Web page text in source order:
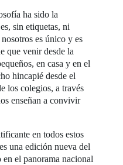
ha sido la
sin etiquetas, ni
es único y es
que venir desde la
en casa y en el
hincapié desde el
los colegios, a través
enseñan a convivir
en todos estos
una edición nueva del
el panorama nacional